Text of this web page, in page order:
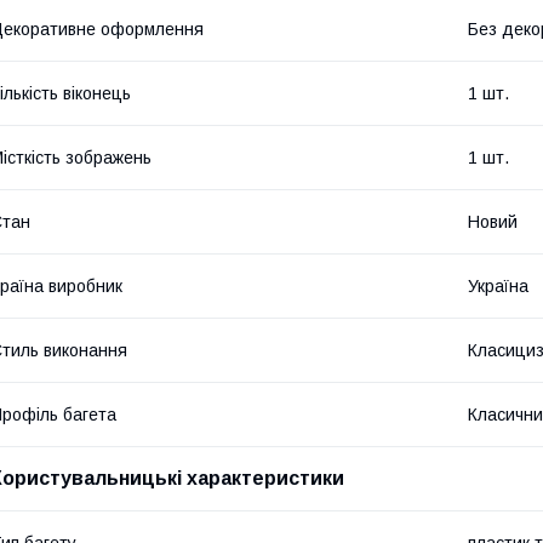
оформлення Без
віконець 1 шт.
зображень 1 шт.
Новий
виробник Україна
виконання
багета
характеристики